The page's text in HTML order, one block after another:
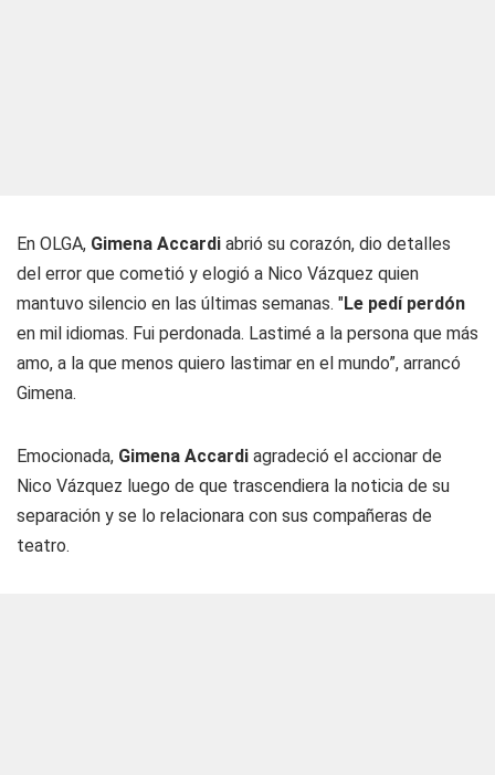
En OLGA, Gimena Accardi abrió su corazón, dio detalles
del error que cometió y elogió a Nico Vázquez quien
mantuvo silencio en las últimas semanas. "Le pedí perdón
en mil idiomas. Fui perdonada. Lastimé a la persona que más
amo, a la que menos quiero lastimar en el mundo”, arrancó
Gimena.
Emocionada, Gimena Accardi agradeció el accionar de
Nico Vázquez luego de que trascendiera la noticia de su
separación y se lo relacionara con sus compañeras de
teatro.